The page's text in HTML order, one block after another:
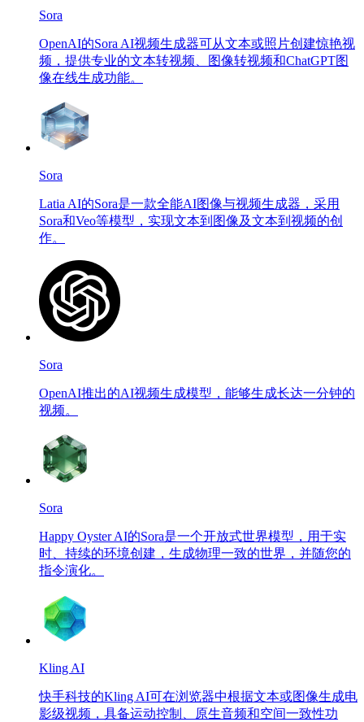
Sora
OpenAI的Sora AI视频生成器可从文本或照片创建惊艳视
频，提供专业的文本转视频、图像转视频和ChatGPT图
像在线生成功能。
Sora
Latia AI的Sora是一款全能AI图像与视频生成器，采用
Sora和Veo等模型，实现文本到图像及文本到视频的创
作。
Sora
OpenAI推出的AI视频生成模型，能够生成长达一分钟的
视频。
Sora
Happy Oyster AI的Sora是一个开放式世界模型，用于实
时、持续的环境创建，生成物理一致的世界，并随您的
指令演化。
Kling AI
快手科技的Kling AI可在浏览器中根据文本或图像生成电
影级视频，具备运动控制、原生音频和空间一致性功